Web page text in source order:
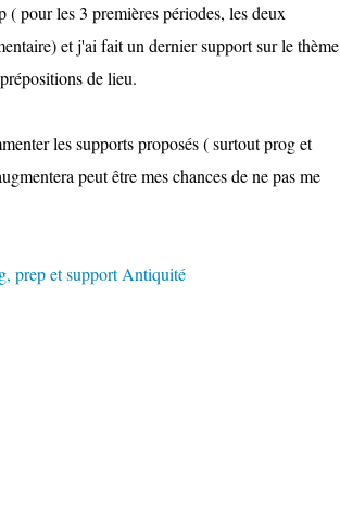
pour les 3 premières périodes, les deux
et j'ai fait un dernier support sur le thème
de lieu.
les supports proposés ( surtout prog et
peut être mes chances de ne pas me